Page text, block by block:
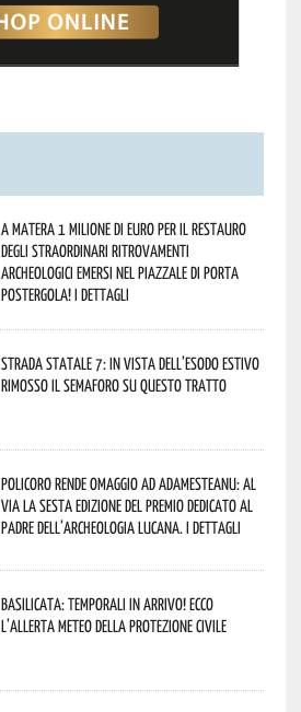
A Matera 1 milione di euro per il restauro
degli straordinari ritrovamenti
archeologici emersi nel piazzale di Porta
Postergola! I dettagli
Strada statale 7: in vista dell’esodo estivo
rimosso il semaforo su questo tratto
Policoro rende omaggio ad Adamesteanu: al
via la sesta edizione del Premio dedicato al
padre dell’archeologia lucana. I dettagli
Basilicata: temporali in arrivo! Ecco
l’allerta meteo della Protezione civile